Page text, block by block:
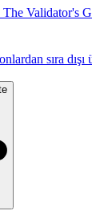
The Validator's
sıra dışı